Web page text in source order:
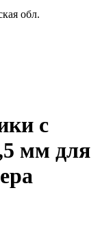
обл.
с
мм для